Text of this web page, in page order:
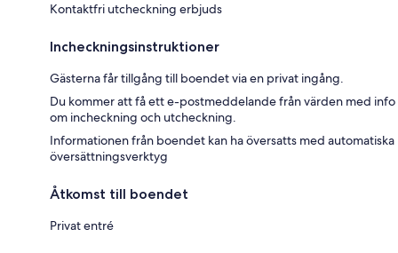
Kontaktfri utcheckning erbjuds
Incheckningsinstruktioner
Gästerna får tillgång till boendet via en privat ingång.
Du kommer att få ett e-postmeddelande från värden med info
om incheckning och utcheckning.
Informationen från boendet kan ha översatts med automatiska
översättningsverktyg
Åtkomst till boendet
Privat entré